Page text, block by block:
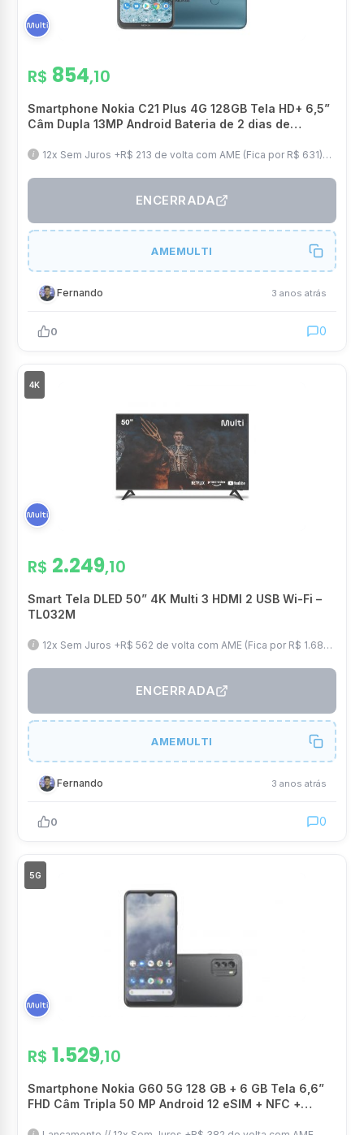
R$ 854,10
Smartphone Nokia C21 Plus 4G 128GB Tela HD+ 6,5”
Câm Dupla 13MP Android Bateria de 2 dias de
NK097
12x Sem Juros +R$ 213 de volta com AME (Fica por R$ 631)
ENCERRADA
AMEMULTI
Fernando 3 anos atrás
0 0
4K
R$ 2.249,10
Smart Tela DLED 50” 4K Multi 3 HDMI 2 USB Wi-Fi –
TL032M
12x Sem Juros +R$ 562 de volta com AME (Fica por R$ 1.687)
ENCERRADA
AMEMULTI
Fernando 3 anos atrás
0 0
5G
R$ 1.529,10
Smartphone Nokia G60 5G 128 GB + 6 GB Tela 6,6”
FHD Câm Tripla 50 MP Android 12 eSIM + NFC +